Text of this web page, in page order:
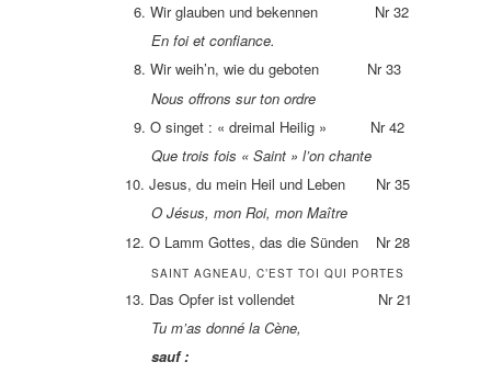
6. Wir glauben und bekennen Nr 32
En foi et confiance.
8. Wir weih’n, wie du geboten Nr 33
Nous offrons sur ton ordre
9. O singet : « dreimal Heilig » Nr 42
Que trois fois « Saint » l’on chante
10. Jesus, du mein Heil und Leben Nr 35
O Jésus, mon Roi, mon Maître
12. O Lamm Gottes, das die Sünden Nr 28
SAINT AGNEAU, C’EST TOI QUI PORTES
13. Das Opfer ist vollendet Nr 21
Tu m’as donné la Cène,
sauf :